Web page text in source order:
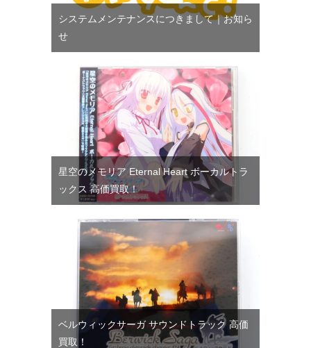
システムメンテナンスにつきまして｜お知ら
せ
星空のメモリア Eternal Heart ボーカルトラ
ックス 高価買取！
ベルウィックサーガ サウンドトラック 高価
買取！